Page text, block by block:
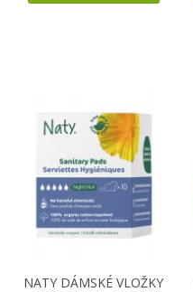
NATY DÁMSKÉ VLOŽKY